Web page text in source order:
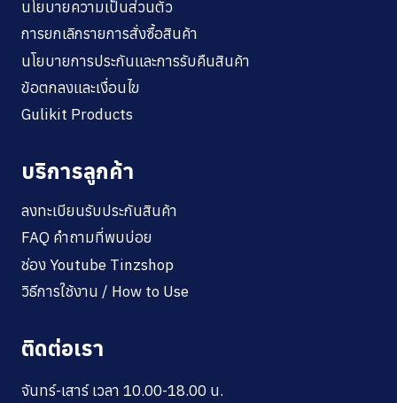
นโยบายความเป็นส่วนตัว
การยกเลิกรายการสั่งซื้อสินค้า
นโยบายการประกันและการรับคืนสินค้า
ข้อตกลงและเงื่อนไข
Gulikit Products
บริการลูกค้า
ลงทะเบียนรับประกันสินค้า
FAQ คำถามที่พบบ่อย
ช่อง Youtube Tinzshop
วิธีการใช้งาน / How to Use
ติดต่อเรา
จันทร์-เสาร์ เวลา 10.00-18.00 น.